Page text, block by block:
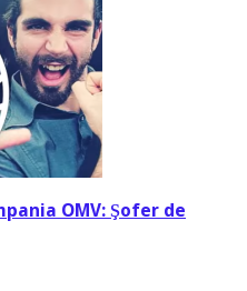
OMV: Şofer de